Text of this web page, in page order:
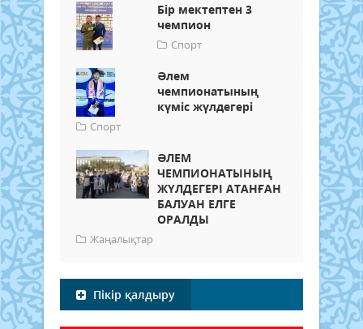
Бір мектептен 3
чемпион
Спорт
Әлем
чемпионатының
күміс жүлдегері
Спорт
ӘЛЕМ
ЧЕМПИОНАТЫНЫҢ
ЖҮЛДЕГЕРІ АТАНҒАН
БАЛУАН ЕЛГЕ
ОРАЛДЫ
Жаңалықтар
Пікір қалдыру